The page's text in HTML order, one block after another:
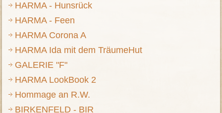
HARMA - Hunsrück
HARMA - Feen
HARMA Corona A
HARMA Ida mit dem TräumeHut
GALERIE "F"
HARMA LookBook 2
Hommage an R.W.
BIRKENFELD - BIR